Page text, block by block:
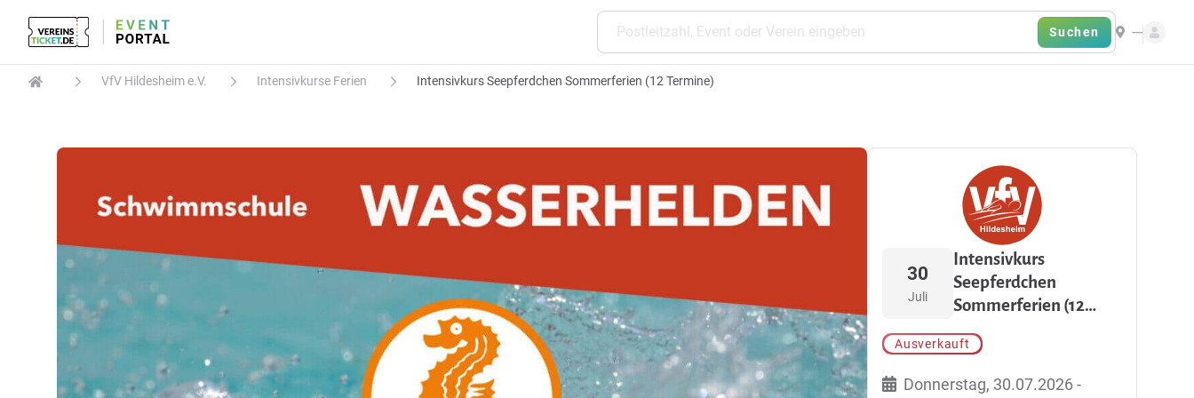
Suchen ---
VfV Hildesheim e.V. Intensivkurse Ferien Intensivkurs Seepferdchen Sommerferien (12 Termine)
30
Juli
Intensivkurs
Seepferdchen
Sommerferien (12
Ausverkauft
Donnerstag, 30.07.2026 -